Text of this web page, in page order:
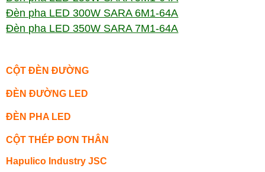
Đèn pha LED 300W SARA 6M1-64A
Đèn pha LED 350W SARA 7M1-64A
CỘT ĐÈN ĐƯỜNG
ĐÈN ĐƯỜNG LED
ĐÈN PHA LED
CỘT THÉP ĐƠN THÂN
Hapulico Industry JSC